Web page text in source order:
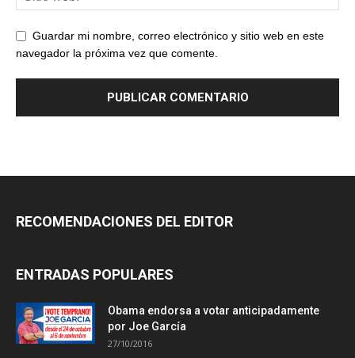
Guardar mi nombre, correo electrónico y sitio web en este
navegador la próxima vez que comente.
RECOMENDACIONES DEL EDITOR
ENTRADAS POPULARES
Obama endorsa a votar anticipadamente
por Joe García
27/10/2016